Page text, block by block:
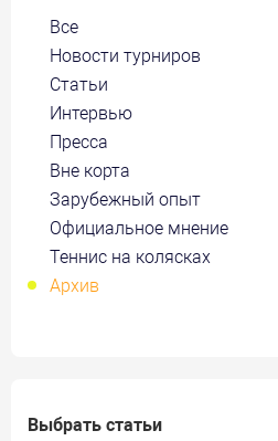
Все
Новости турниров
Статьи
Интервью
Пресса
Вне корта
Зарубежный опыт
Официальное мнение
Теннис на колясках
Архив
Выбрать статьи